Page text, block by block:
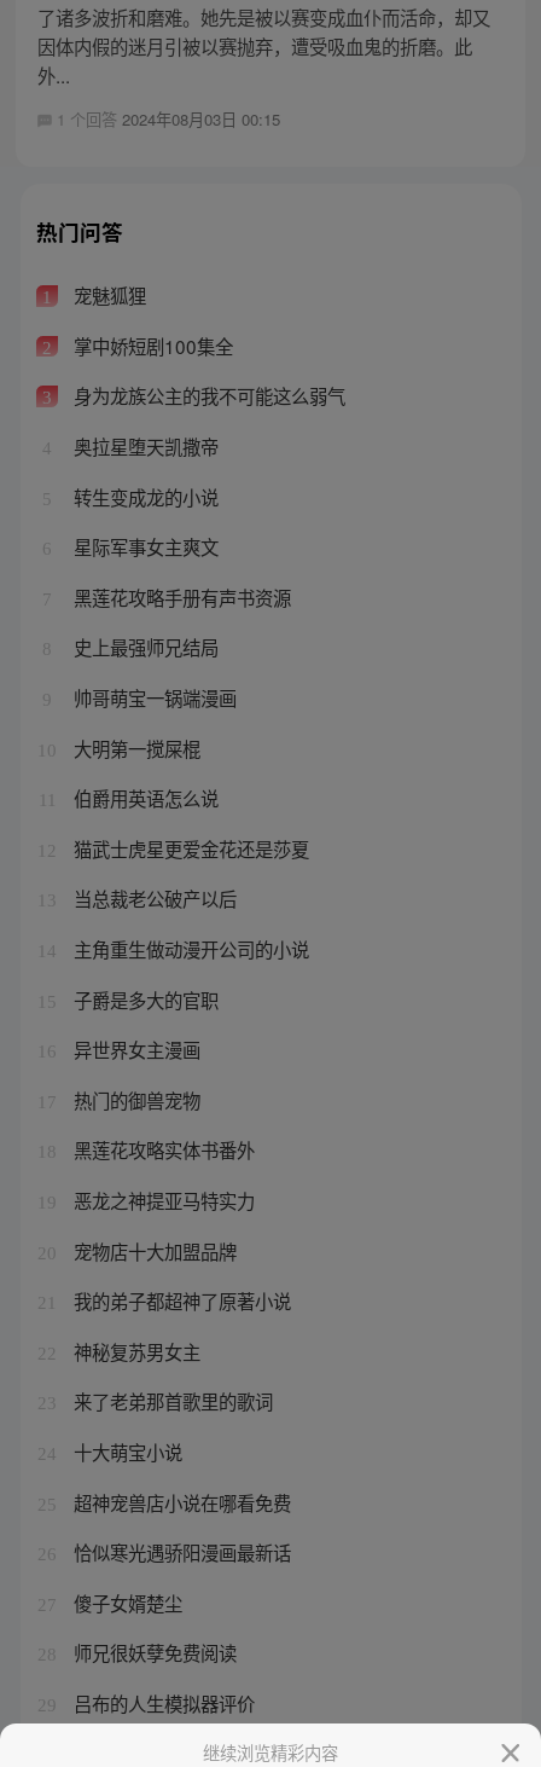
了诸多波折和磨难。她先是被以赛变成血仆而活命，却又
因体内假的迷月引被以赛抛弃，遭受吸血鬼的折磨。此
外...
1 个回答 2024年08月03日 00:15
热门问答
1 宠魅狐狸
2 掌中娇短剧100集全
3 身为龙族公主的我不可能这么弱气
4 奥拉星堕天凯撒帝
5 转生变成龙的小说
6 星际军事女主爽文
7 黑莲花攻略手册有声书资源
8 史上最强师兄结局
9 帅哥萌宝一锅端漫画
10 大明第一搅屎棍
伯爵用英语怎么说
12 猫武士虎星更爱金花还是莎夏
13 当总裁老公破产以后
14 主角重生做动漫开公司的小说
15 子爵是多大的官职
16 异世界女主漫画
17 热门的御兽宠物
18 黑莲花攻略实体书番外
19 恶龙之神提亚马特实力
20 宠物店十大加盟品牌
21 我的弟子都超神了原著小说
22 神秘复苏男女主
23 来了老弟那首歌里的歌词
24 十大萌宝小说
25 超神宠兽店小说在哪看免费
26 恰似寒光遇骄阳漫画最新话
27 傻子女婿楚尘
28 师兄很妖孽免费阅读
29 吕布的人生模拟器评价
吕布被阉了活下来了吗继续浏览精彩内容